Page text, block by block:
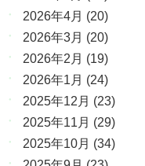
2026年4月 (20)
2026年3月 (20)
2026年2月 (19)
2026年1月 (24)
2025年12月 (23)
2025年11月 (29)
2025年10月 (34)